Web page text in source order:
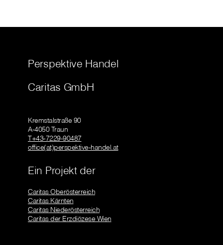
Perspektive Handel
Caritas GmbH
Kremstalstraße 90
A-4050 Traun
T+43-7229-90487
office(at)perspektive-handel.at
Ein Projekt der
Caritas Oberösterreich
Caritas Kärnten
Caritas Niederösterreich
Caritas der Erzdiözese Wien